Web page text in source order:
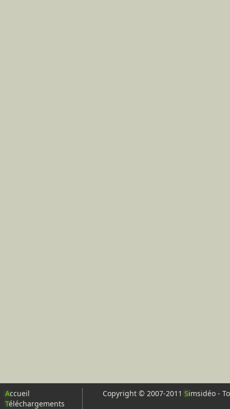
Accueil
Téléchargements
Copyright © 2007-2011 Simsidéo -